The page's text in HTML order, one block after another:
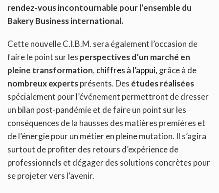
rendez-vous incontournable pour l’ensemble du
Bakery Business international.
Cette nouvelle C.I.B.M. sera également l’occasion de
faire le point sur les perspectives d’un marché en
pleine transformation, chiffres à l’appui, grâce à de
nombreux expertsprésents. Des études réalisées
spécialement pour l’événement permettront de dresser
un bilan post-pandémie et de faire un point sur les
conséquences de la hausses des matières premières et
de l’énergie pour un métier en pleine mutation. Il s’agira
surtout de profiter des retours d’expérience de
professionnels et dégager des solutions concrètes pour
se projeter vers l’avenir.